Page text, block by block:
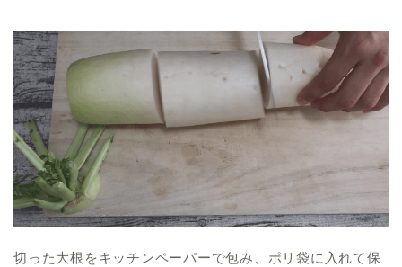
切った大根をキッチンペーパーで包み、ポリ袋に入れて保